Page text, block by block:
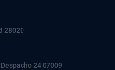
28020
24 07009